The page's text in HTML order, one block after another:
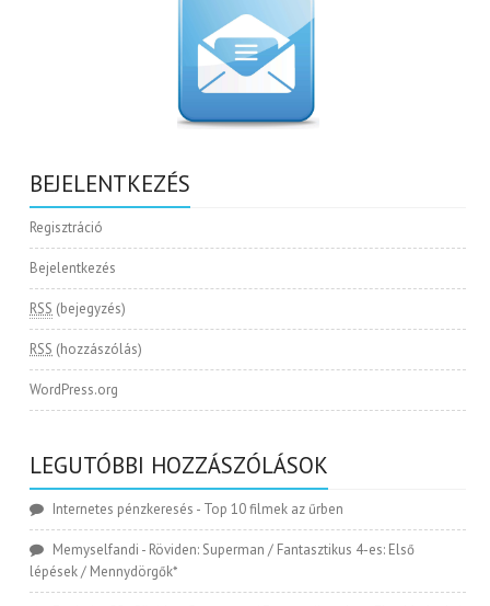
BEJELENTKEZÉS
Regisztráció
Bejelentkezés
RSS (bejegyzés)
RSS (hozzászólás)
WordPress.org
LEGUTÓBBI HOZZÁSZÓLÁSOK
Internetes pénzkeresés - Top 10 filmek az űrben
Memyselfandi - Röviden: Superman / Fantasztikus 4-es: Első
lépések / Mennydörgők*